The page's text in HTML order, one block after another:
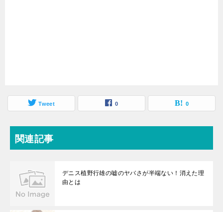
Tweet 0 0
関連記事
デニス植野行雄の嘘のヤバさが半端ない！消えた理
由とは